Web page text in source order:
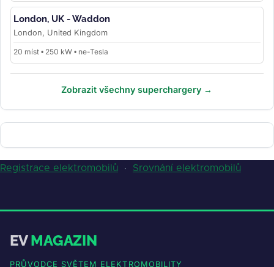
London, UK - Waddon
London, United Kingdom
20 míst • 250 kW • ne-Tesla
Zobrazit všechny superchargery →
Registrace elektromobilů · Srovnání elektromobilů
EVMAGAZIN
PRŮVODCE SVĚTEM ELEKTROMOBILITY